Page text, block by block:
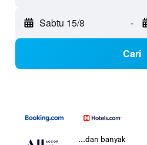
Sabtu 15/8 -
Cari
...dan banyak